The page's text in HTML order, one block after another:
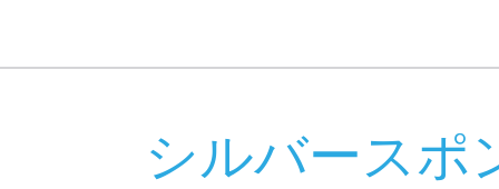
シルバースポ